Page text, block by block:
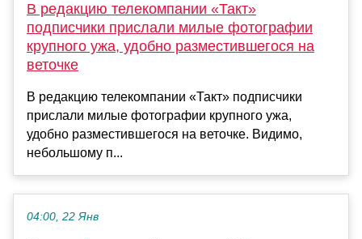
В редакцию телекомпании «Такт»
подписчики прислали милые фотографии
крупного ужа, удобно разместившегося на
веточке
В редакцию телекомпании «Такт» подписчики
прислали милые фотографии крупного ужа,
удобно разместившегося на веточке. Видимо,
небольшому п...
04:00, 22 Янв